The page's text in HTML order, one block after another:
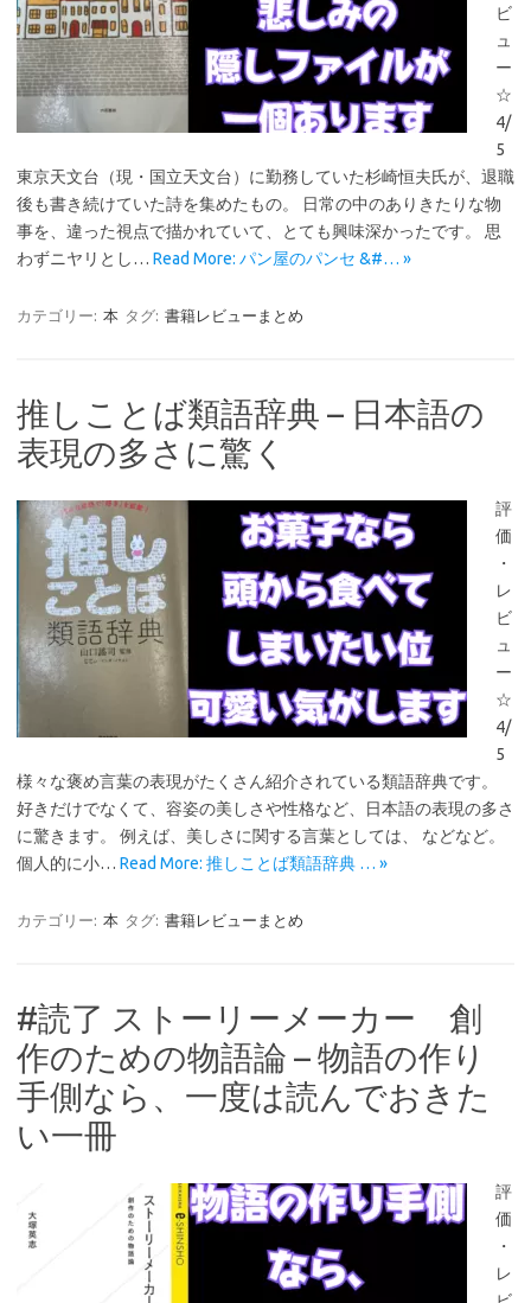
ビ
ュ
ー
☆
4/
5
東京天文台（現・国立天文台）に勤務していた杉崎恒夫氏が、退職
後も書き続けていた詩を集めたもの。 日常の中のありきたりな物
事を、違った視点で描かれていて、とても興味深かったです。 思
わずニヤリとし… Read More: パン屋のパンセ &#… »
カテゴリー: 本 タグ: 書籍レビューまとめ
推しことば類語辞典 – 日本語の
表現の多さに驚く
評
価
・
レ
ビ
ュ
ー
☆
4/
5
様々な褒め言葉の表現がたくさん紹介されている類語辞典です。
好きだけでなくて、容姿の美しさや性格など、日本語の表現の多さ
に驚きます。 例えば、美しさに関する言葉としては、 などなど。
個人的に小… Read More: 推しことば類語辞典 … »
カテゴリー: 本 タグ: 書籍レビューまとめ
#読了 ストーリーメーカー 創
作のための物語論 – 物語の作り
手側なら、一度は読んでおきた
い一冊
評
価
・
レ